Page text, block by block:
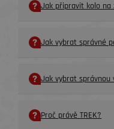
Jak připravit kolo na
Jak vybrat správné
Jak vybrat správnou
Proč právě TREK?